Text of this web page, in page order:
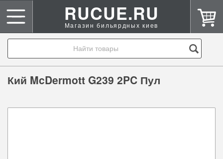
RUCUE.RU
Магазин бильярдных киев
Кий McDermott G239 2PC Пул